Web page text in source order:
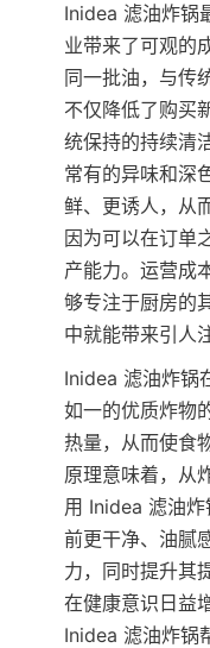
Inidea 滤油炸锅
业带来了可观的
同一批油，与传
不仅降低了购买
统保持的持续清
常有的异味和深
鲜、更诱人，从
因为可以在订单
产能力。运营成
够专注于厨房的
中就能带来引人
Inidea 滤油炸锅
如一的优质炸物
热量，从而使食
原理意味着，从
用 Inidea 滤油
前更干净、油腻
力，同时提升其
在健康意识日益
Inidea 滤油炸锅